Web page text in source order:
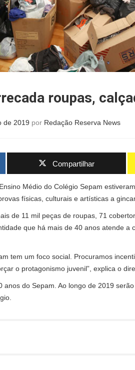
roupas,
de 2019 por Redação Reserva News
Compartilhar
Médio do Colégio Sepam
físicas, culturais e artísticas a
de 11 mil peças de roupas, 71
que há mais de 40 anos atende a
tem um foco social. Procuramos
o protagonismo juvenil”, explica o
anos do Sepam. Ao longo de 2019